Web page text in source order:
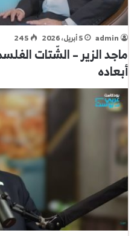
admin 5 أبريل، 2026 245
ماجد الزير – الشّتات
أبعاده